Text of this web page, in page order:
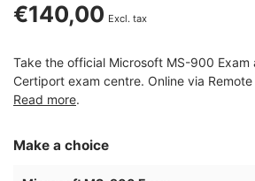
€140,00 Excl. tax
Take the official Microsoft MS-900 Exam
Certiport exam centre. Online via
Read more.
Make a choice